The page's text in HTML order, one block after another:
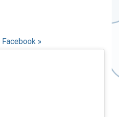
Facebook »